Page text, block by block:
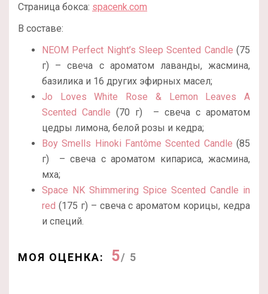
Страница бокса: spacenk.com
В составе:
NEOM Perfect Night’s Sleep Scented Candle (75
г) – свеча с ароматом лаванды, жасмина,
базилика и 16 других эфирных масел;
Jo Loves White Rose & Lemon Leaves A
Scented Candle (70 г) – свеча с ароматом
цедры лимона, белой розы и кедра;
Boy Smells Hinoki Fantôme Scented Candle (85
г) – свеча с ароматом кипариса, жасмина,
мха;
Space NK Shimmering Spice Scented Candle in
red (175 г) – свеча с ароматом корицы, кедра
и специй.
МОЯ ОЦЕНКА: 5/ 5